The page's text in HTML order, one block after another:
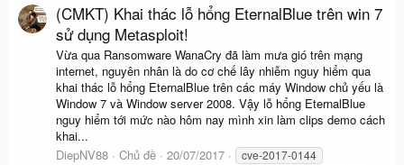
(CMKT) Khai thác lỗ hổng EternalBlue trên win 7
sử dụng Metasploit!
Vừa qua Ransomware WanaCry đã làm mưa gió trên mạng
internet, nguyên nhân là do cơ chế lây nhiễm nguy hiểm qua
khai thác lỗ hổng EternalBlue trên các máy Window chủ yếu là
Window 7 và Window server 2008. Vậy lỗ hổng EternalBlue
nguy hiểm tới mức nào hôm nay mình xin làm clips demo cách
khai...
DiepNV88
Chủ đề 20/07/2017
cve-2017-0144